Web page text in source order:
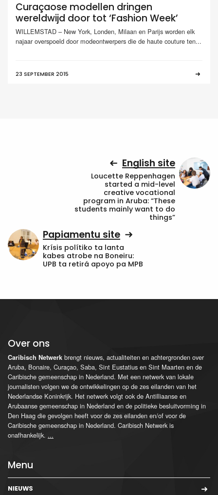
Curaçaose modellen dringen
wereldwijd door tot ‘Fashion Week’
WILLEMSTAD – New York, Londen, Milaan en Parijs worden elk
najaar overspoeld door modeontwerpers die de haute couture ten...
23 SEPTEMBER 2015
English site
Loucette Reppenhagen
started a mid-level
creative vocational
program in Aruba: “These
students mainly want to do
things”
Papiamentu site
Krísis polítiko ta lanta
kabes atrobe na Boneiru:
UPB ta retirá apoyo pa MPB
Over ons
Caribisch Netwerk brengt nieuws, actualiteiten en achtergronden over
Aruba, Bonaire, Curaçao, Saba, Sint Eustatius en Sint Maarten en de
Caribische gemeenschap in Nederland. Met een netwerk van lokale
journalisten volgen we de ontwikkelingen op de zes eilanden van het
Nederlandse Koninkrijk. Het netwerk volgt ook de Antilliaanse en
Arubaanse gemeenschap in Nederland en de politieke besluitvorming in
Den Haag die gevolgen heeft voor de zes eilanden en/of voor de
Caribische gemeenschap in Nederland. Caribisch Netwerk is
onafhankelijk. ...
Menu
NIEUWS